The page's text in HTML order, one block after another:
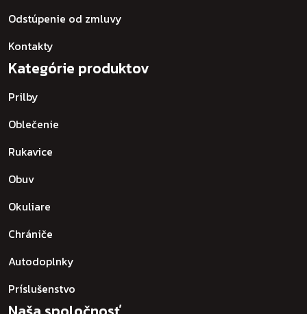
Odstúpenie od zmluvy
Kontakty
Kategórie produktov
Prilby
Oblečenie
Rukavice
Obuv
Okuliare
Chrániče
Autodoplnky
Príslušenstvo